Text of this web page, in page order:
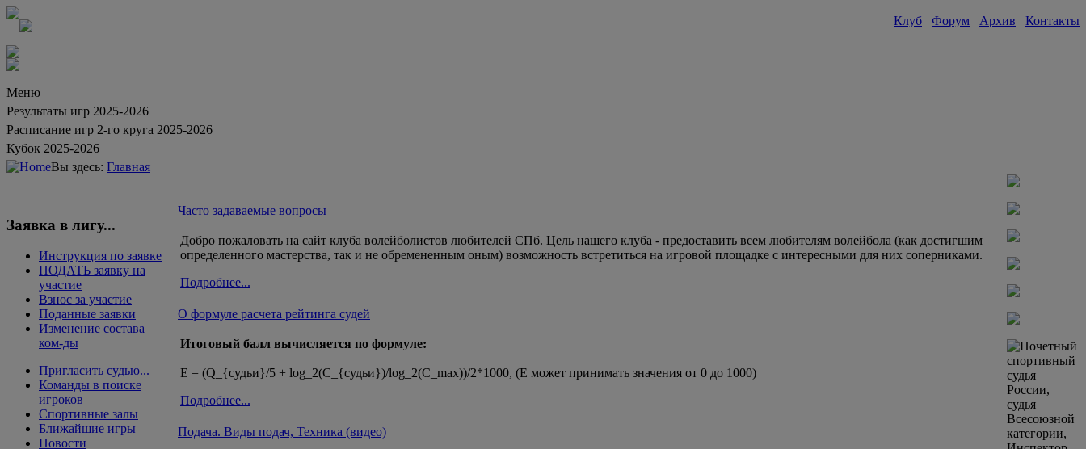
Клуб Форум Архив Контакты
Меню
Результаты игр 2025-2026
Расписание игр 2-го круга 2025-2026
Кубок 2025-2026
Вы здесь: Главная
Заявка в лигу...
Инструкция по заявке
ПОДАТЬ заявку на
участие
Взнос за участие
Поданные заявки
Изменение состава
ком-ды
Пригласить судью...
Команды в поиске
игроков
Спортивные залы
Ближайшие игры
Новости
Часто задаваемые вопросы
Добро пожаловать на сайт клуба волейболистов любителей СПб. Цель нашего клуба - предоставить всем любителям волейбола (как достигшим
определенного мастерства, так и не обремененным оным) возможность встретиться на игровой площадке с интересными для них соперниками.
Подробнее...
О формуле расчета рейтинга судей
Итоговый балл вычисляется по формуле:
E = (Q_{судьи}/5 + log_2(C_{судьи})/log_2(C_max))/2*1000, (Е может принимать значения от 0 до 1000)
Подробнее...
Подача. Виды подач, Техника (видео)